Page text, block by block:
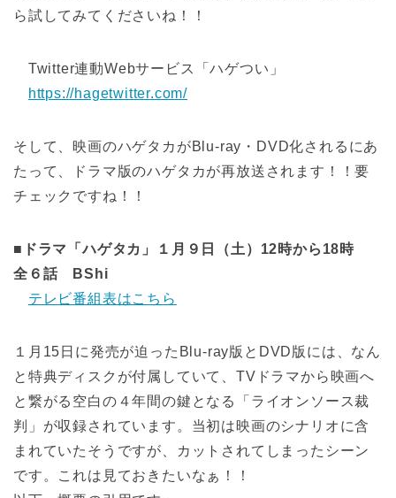
ら試してみてくださいね！！
Twitter連動Webサービス「ハゲつい」
https://hagetwitter.com/
そして、映画のハゲタカがBlu-ray・DVD化されるにあ
たって、ドラマ版のハゲタカが再放送されます！！要
チェックですね！！
■ドラマ「ハゲタカ」１月９日（土）12時から18時
全６話 BShi
テレビ番組表はこちら
１月15日に発売が迫ったBlu-ray版とDVD版には、なん
と特典ディスクが付属していて、TVドラマから映画へ
と繋がる空白の４年間の鍵となる「ライオンソース裁
判」が収録されています。当初は映画のシナリオに含
まれていたそうですが、カットされてしまったシーン
です。これは見ておきたいなぁ！！